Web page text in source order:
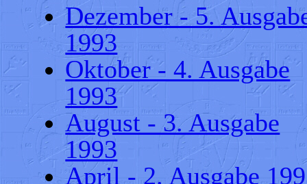
Dezember - 5.
1993
Oktober - 4. Ausgabe
1993
August - 3. Ausgabe
1993
April - 2. Ausgabe